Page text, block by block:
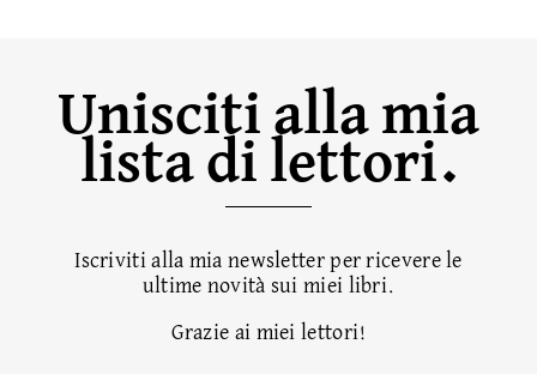
Unisciti alla mia
lista di lettori.
Iscriviti alla mia newsletter per ricevere le
ultime novità sui miei libri.
Grazie ai miei lettori!